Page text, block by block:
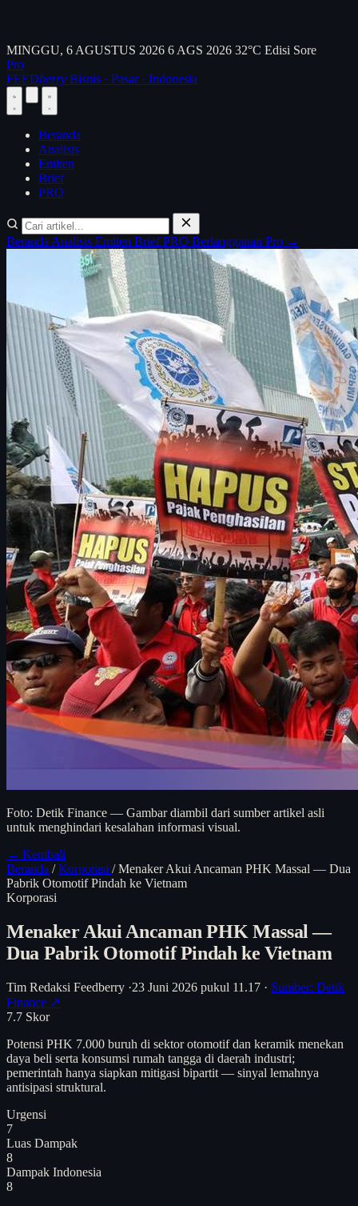
MINGGU, 6 AGUSTUS 2026 6 AGS 2026 32°C Edisi Sore
Pro
FEEDberry Bisnis · Pasar · Indonesia
Beranda
Analisis
Emiten
Brief
PRO
Beranda Analisis Emiten BriefPRO Berlangganan Pro →
Foto: Detik Finance — Gambar diambil dari sumber artikel asli
untuk menghindari kesalahan informasi visual.
← Kembali
Beranda / Korporasi / Menaker Akui Ancaman PHK Massal — Dua
Pabrik Otomotif Pindah ke Vietnam
Korporasi
Menaker Akui Ancaman PHK Massal —
Dua Pabrik Otomotif Pindah ke Vietnam
Tim Redaksi Feedberry ·23 Juni 2026 pukul 11.17 · Sumber: Detik
Finance ↗
7.7 Skor
Potensi PHK 7.000 buruh di sektor otomotif dan keramik menekan
daya beli serta konsumsi rumah tangga di daerah industri;
pemerintah hanya siapkan mitigasi bipartit — sinyal lemahnya
antisipasi struktural.
Urgensi
7
Luas Dampak
8
Dampak Indonesia
8